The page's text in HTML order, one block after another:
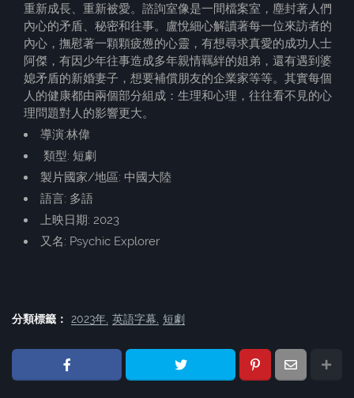
重新成長、重新被愛。諮詢室像是一間檔案室，塵封著人們
內心的矛盾、秘密和往事。盧悅細心解讀著每一位來訪者的
內心，撫慰著一顆顆疲憊的心靈，有想尋求真愛的成功人士
阿傑，有因少年往事造成多年親情羈絆的姐弟，還有遇到婆
媳矛盾的新婚妻子，想要補償朋友的企業家等等。其實每個
人的健康都由兩個部分組成：生理和心理，往往看不見的心
理問題對人的影響更大。
導演:林偉
類型: 短劇
製片國家/地區: 中國大陸
語言: 多語
上映日期: 2023
又名: Psychic Explorer
分類標籤： 2023年 英語字幕 短劇